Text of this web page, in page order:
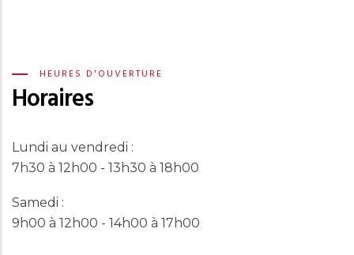
HEURES D'OUVERTURE
Horaires
Lundi au vendredi :
7h30 à 12h00 - 13h30 à 18h00
Samedi :
9h00 à 12h00 - 14h00 à 17h00